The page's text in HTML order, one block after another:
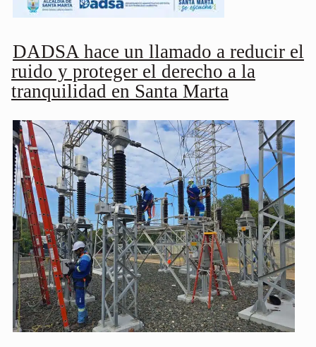
DADSA hace un llamado a reducir el
ruido y proteger el derecho a la
tranquilidad en Santa Marta